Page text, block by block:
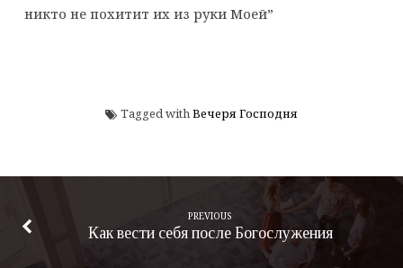
никто не похитит их из руки Моей”
Tagged withВечеря Господня
PREVIOUS
Как вести себя после Богослужения